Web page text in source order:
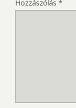
Hozzászólás *